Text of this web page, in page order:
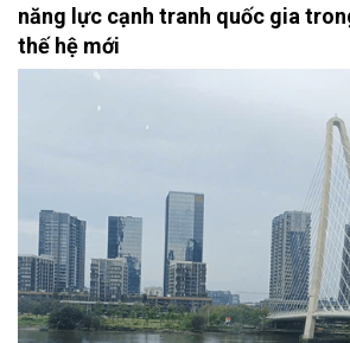
năng lực cạnh tranh quốc gia
thế hệ mới